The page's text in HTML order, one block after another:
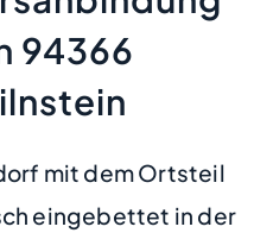
94366
mit dem Ortsteil
eingebettet in der